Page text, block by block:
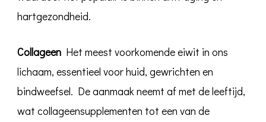
hartgezondheid.
Collageen Het meest voorkomende eiwit in ons
lichaam, essentieel voor huid, gewrichten en
bindweefsel. De aanmaak neemt af met de leeftijd,
wat collageensupplementen tot een van de